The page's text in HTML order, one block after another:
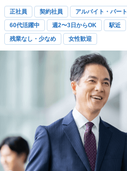
正社員 契約社員 アルバイト・パート
60代活躍中
週2〜3日からOK 駅近
残業なし・少なめ
女性歓迎